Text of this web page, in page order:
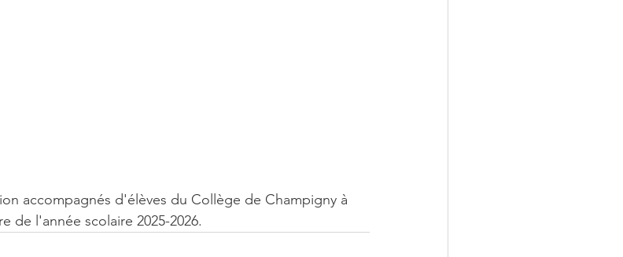
accompagnés d'élèves du Collège de Champigny à
de l'année scolaire 2025-2026.